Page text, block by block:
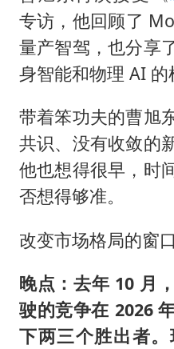
专访，他回顾了
量产智驾，也分享
身智能和物理 AI 的
带着笨功夫的曹旭
共识、没有收敛的
他也想得很早，时
否想得够准。
改变市场格局的窗
晚点：去年 10 月
驶的竞争在 2026
下两三个胜出者